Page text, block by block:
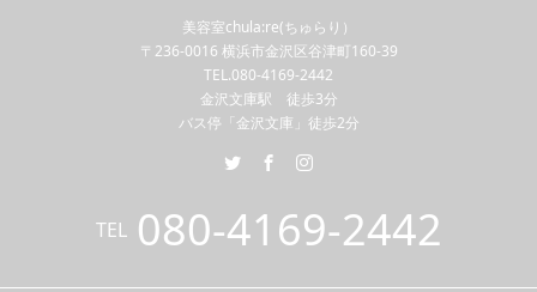
美容室chula:re(ちゅらり）
〒236-0016 横浜市金沢区谷津町160-39
TEL.080-4169-2442
金沢文庫駅 徒歩3分
バス停「金沢文庫」徒歩2分
TEL 080-4169-2442